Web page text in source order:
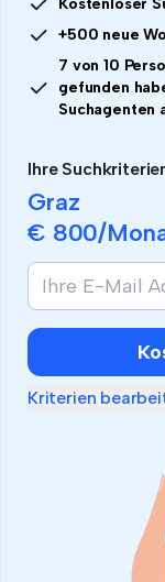
Kostenloser
+500 neue
7 von 10
gefunden
Suchagenten
Ihre
Graz
€ 800/
Kriterien